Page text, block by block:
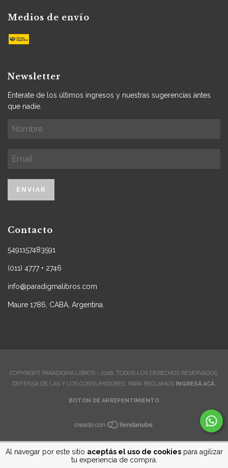
Al navegar por este sitio aceptás el uso de cookiespara agilizar
tu experiencia de compra.
Medios de envío
Newsletter
Enterate de los últimos ingresos y nuestras sugerencias antes
que nadie.
Contacto
5491157483591
(011) 4777 • 2746
info@paradigmalibros.com
Maure 1786, CABA, Argentina.
COPYRIGHT PARADIGMA LIBROS - 2026. TODOS LOS DERECHOS RESERVADOS.
DEFENSA DE LAS Y LOS CONSUMIDORES. PARA RECLAMOS
INGRESÁ ACÁ.
BOTÓN DE ARREPENTIMIENTO